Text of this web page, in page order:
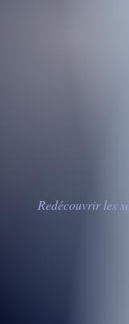
Redécouvrir les